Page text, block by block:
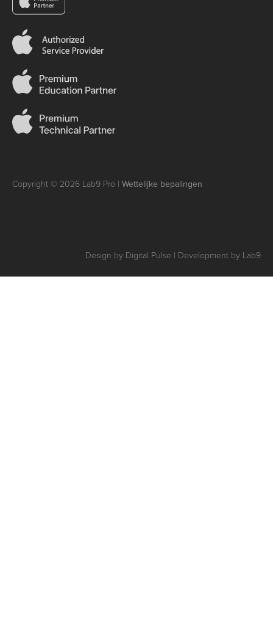
Copyright © 2026 Lab9 Pro | Wettelijke bepalingen
Design by Digital Pulse | Development by Lab9